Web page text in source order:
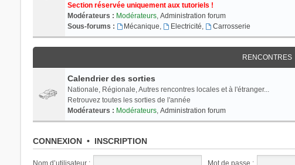
Section réservée uniquement aux tutoriels !
Modérateurs : Modérateurs, Administration forum
Sous-forums :
Mécanique, Electricité, Carrosserie
RENCONTRES
Calendrier des sorties
Nationale, Régionale, Autres rencontres locales et à l'étranger...
Retrouvez toutes les sorties de l'année
Modérateurs : Modérateurs, Administration forum
CONNEXION• INSCRIPTION
Nom d’utilisateur : Mot de passe :